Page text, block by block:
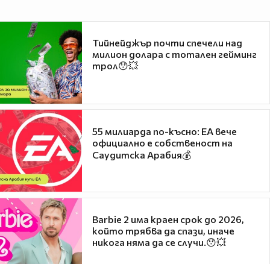
Тийнейджър почти спечели над
милион долара с тотален гейминг
трол😯💥
55 милиарда по-късно: EA вече
официално е собственост на
Саудитска Арабия💰
Barbie 2 има краен срок до 2026,
който трябва да спази, иначе
никога няма да се случи.😯💥